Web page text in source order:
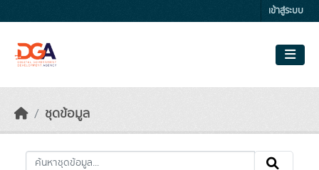
เข้าสู่ระบบ
ชุดข้อมูล